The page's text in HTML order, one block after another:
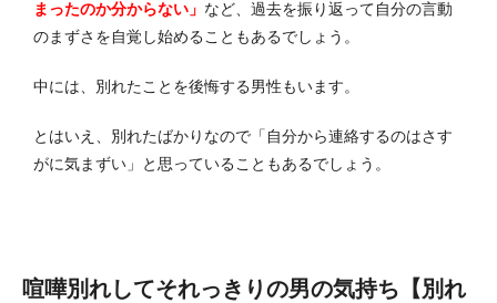
まったのか分からない」 など、過去を振り返って自分の言動
のまずさを自覚し始めることもあるでしょう。
中には、別れたことを後悔する男性もいます。
とはいえ、別れたばかりなので「自分から連絡するのはさす
がに気まずい」と思っていることもあるでしょう。
喧嘩別れしてそれっきりの男の気持ち【別れ